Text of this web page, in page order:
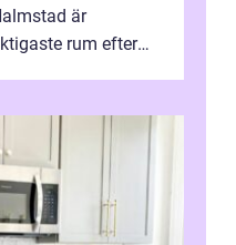
är
rum efter